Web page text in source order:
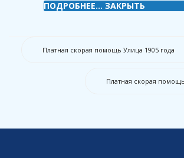
ПОДРОБНЕЕ... ЗАКРЫТЬ
Платная скорая помощь Улица 1905 года
Платная скорая